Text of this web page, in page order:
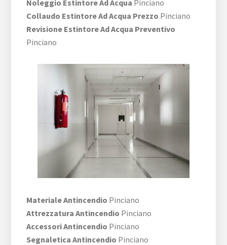
Noleggio Estintore Ad Acqua Pinciano
Collaudo Estintore Ad Acqua Prezzo Pinciano
Revisione Estintore Ad Acqua Preventivo
Pinciano
Materiale Antincendio Pinciano
Attrezzatura Antincendio Pinciano
Accessori Antincendio Pinciano
Segnaletica Antincendio Pinciano